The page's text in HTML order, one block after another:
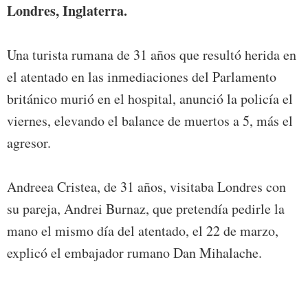
Londres, Inglaterra.
Una turista rumana de 31 años que resultó herida en
el atentado en las inmediaciones del Parlamento
británico murió en el hospital, anunció la policía el
viernes, elevando el balance de muertos a 5, más el
agresor.
Andreea Cristea, de 31 años, visitaba Londres con
su pareja, Andrei Burnaz, que pretendía pedirle la
mano el mismo día del atentado, el 22 de marzo,
explicó el embajador rumano Dan Mihalache.